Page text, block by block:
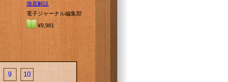
徹底解説
電子ジャーナル編集部
¥9,981
9 10